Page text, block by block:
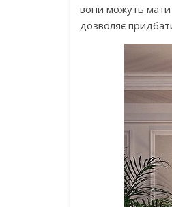
вони можуть мати
дозволяє